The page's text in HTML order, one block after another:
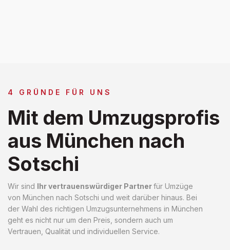
4 GRÜNDE FÜR UNS
Mit dem Umzugsprofis
aus München nach
Sotschi
Wir sind Ihr vertrauenswürdiger Partnerfür Umzüge
von München nach Sotschi und weit darüber hinaus. Bei
der Wahl des richtigen Umzugsunternehmens in München
geht es nicht nur um den Preis, sondern auch um
Vertrauen, Qualität und individuellen Service.